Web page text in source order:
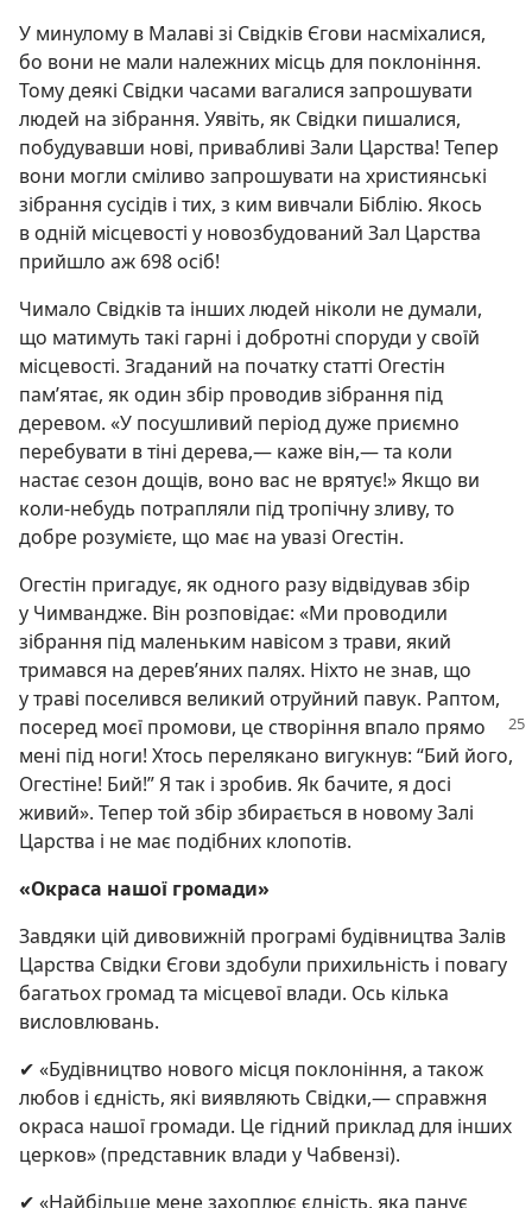
У минулому в Малаві зі Свідків Єгови насміхалися,
бо вони не мали належних місць для поклоніння.
Тому деякі Свідки часами вагалися запрошувати
людей на зібрання. Уявіть, як Свідки пишалися,
побудувавши нові, привабливі Зали Царства! Тепер
вони могли сміливо запрошувати на християнські
зібрання сусідів і тих, з ким вивчали Біблію. Якось
в одній місцевості у новозбудований Зал Царства
прийшло аж 698 осіб!
Чимало Свідків та інших людей ніколи не думали,
що матимуть такі гарні і добротні споруди у своїй
місцевості. Згаданий на початку статті Огестін
пам’ятає, як один збір проводив зібрання під
деревом. «У посушливий період дуже приємно
перебувати в тіні дерева,— каже він,— та коли
настає сезон дощів, воно вас не врятує!» Якщо ви
коли-небудь потрапляли під тропічну зливу, то
добре розумієте, що має на увазі Огестін.
Огестін пригадує, як одного разу відвідував збір
у Чимвандже. Він розповідає: «Ми проводили
зібрання під маленьким навісом з трави, який
тримався на дерев’яних палях. Ніхто не знав, що
у траві поселився великий отруйний павук. Раптом,
посеред моєї промови, це створіння впало прямо
мені під ноги! Хтось перелякано вигукнув: “Бий його,
Огестіне! Бий!” Я так і зробив. Як бачите, я досі
живий». Тепер той збір збирається в новому Залі
Царства і не має подібних клопотів.
«Окраса нашої громади»
Завдяки цій дивовижній програмі будівництва Залів
Царства Свідки Єгови здобули прихильність і повагу
багатьох громад та місцевої влади. Ось кілька
висловлювань.
✔ «Будівництво нового місця поклоніння, а також
любов і єдність, які виявляють Свідки,— справжня
окраса нашої громади. Це гідний приклад для інших
церков» (представник влади у Чабвензі).
✔ «Найбільше мене захоплює єдність, яка панує